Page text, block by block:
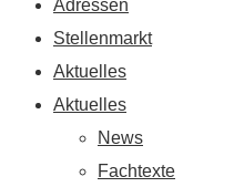
Adressen
Stellenmarkt
Aktuelles
Aktuelles
News
Fachtexte